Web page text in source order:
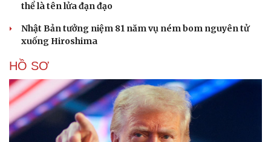
thể là tên lửa đạn đạo
Nhật Bản tưởng niệm 81 năm vụ ném bom nguyên tử
xuống Hiroshima
HỒ SƠ